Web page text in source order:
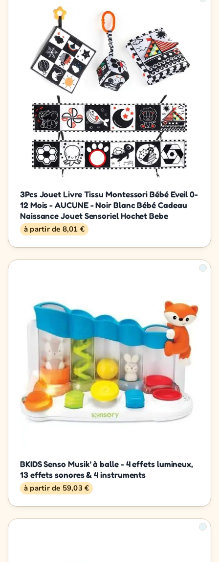
3Pcs Jouet Livre Tissu Montessori Bébé Eveil 0-
12 Mois - AUCUNE - Noir Blanc Bébé Cadeau
Naissance Jouet Sensoriel Hochet Bebe
à partir de 8,01 €
BKIDS Senso Musik' à balle - 4 effets lumineux,
13 effets sonores & 4 instruments
à partir de 59,03 €